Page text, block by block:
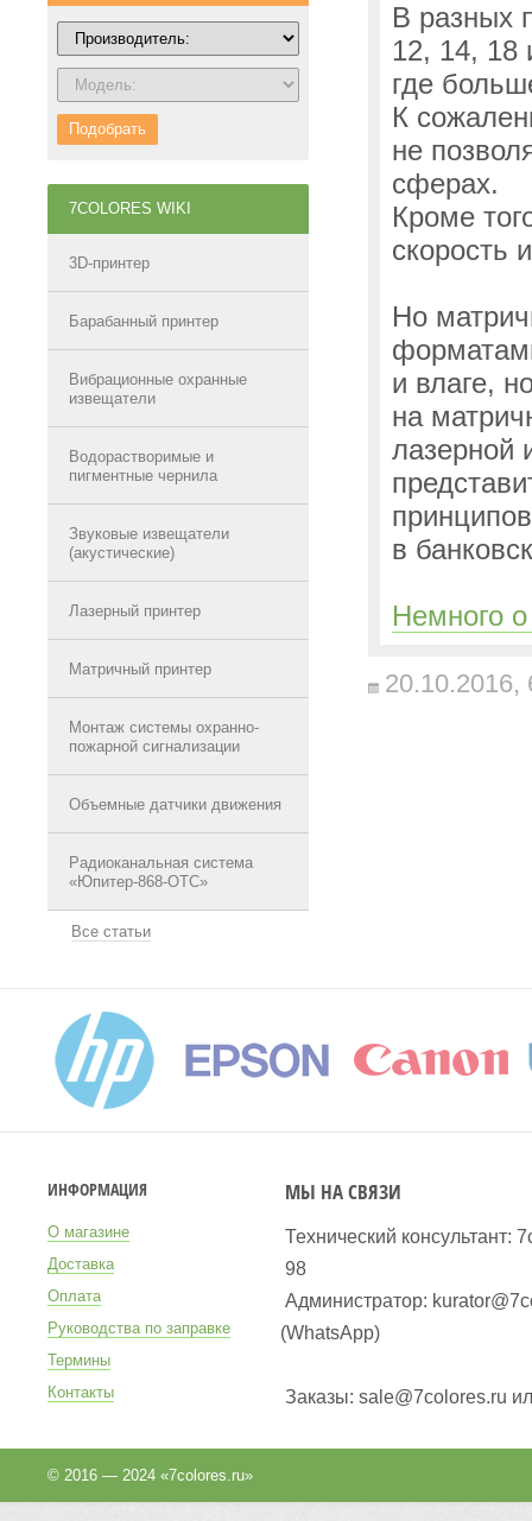
Подобрать
7COLORES WIKI
3D-принтер
Барабанный принтер
Вибрационные охранные
извещатели
Водорастворимые и
пигментные чернила
Звуковые извещатели
(акустические)
Лазерный принтер
Матричный принтер
Монтаж системы охранно-
пожарной сигнализации
Объемные датчики движения
Радиоканальная система
«Юпитер-868-ОТС»
Все статьи
В разных
12, 14, 18
где
К
не
сферах.
Кроме
скорость
Но
и влаге,
на
лазерной
в
Немного
20.10.2016,
ИНФОРМАЦИЯ
О магазине
Доставка
Оплата
Руководства по заправке
Термины
Контакты
МЫ НА СВЯЗИ
Технический консультант:
98
Администратор:
(WhatsApp)
Заказы: sale@7colores.ru
© 2016 — 2024 «7colores.ru»